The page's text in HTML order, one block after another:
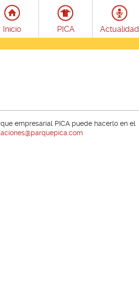
Inicio PICA Actualidad
empresarial PICA puede hacerlo en el